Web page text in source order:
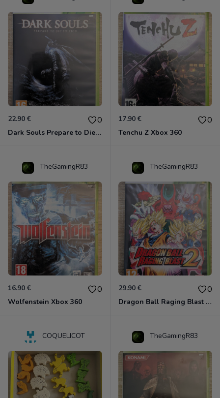
22.90 € 0
Dark Souls Prepare to Die Edition XBOX 360
17.90 € 0
Tenchu Z Xbox 360
TheGamingR83
16.90 € 0
Wolfenstein Xbox 360
TheGamingR83
29.90 € 0
Dragon Ball Raging Blast 2 Xbox 360
COQUELICOT TheGamingR83